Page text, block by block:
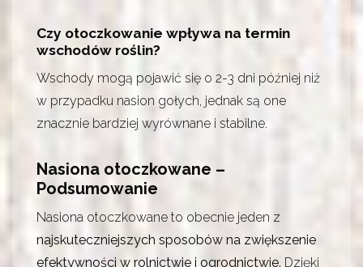
Czy otoczkowanie wpływa na termin
wschodów roślin?
Wschody mogą pojawić się o 2-3 dni później niż
w przypadku nasion gołych, jednak są one
znacznie bardziej wyrównane i stabilne.
Nasiona otoczkowane –
Podsumowanie
Nasiona otoczkowane to obecnie jeden z
najskuteczniejszych sposobów na zwiększenie
efektywności w rolnictwie i ogrodnictwie. Dzięki